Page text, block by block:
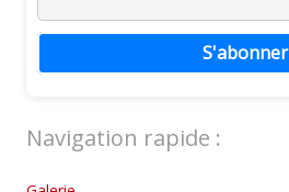
S'abonner
Navigation rapide :